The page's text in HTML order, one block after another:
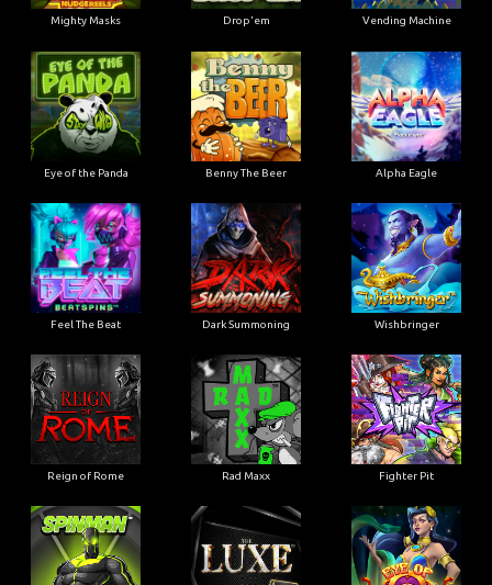
Mighty Masks Drop'em Vending Machine
Eye of the Panda Benny The Beer Alpha Eagle
Feel The Beat Dark Summoning Wishbringer
Reign of Rome Rad Maxx Fighter Pit